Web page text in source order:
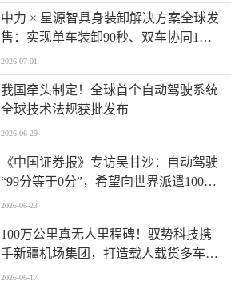
中力 × 星源智具身装卸解决方案全球发
售：实现单车装卸90秒、双车协同1分
钟
2026-07-01
我国牵头制定！全球首个自动驾驶系统
全球技术法规获批发布
2026-06-29
《中国证券报》专访吴甘沙：自动驾驶
“99分等于0分”，希望向世界派遣100万
名AI司机
2026-06-23
100万公里真无人里程碑！驭势科技携
手新疆机场集团，打造载人载货多车型
全场景运营标杆
2026-06-17